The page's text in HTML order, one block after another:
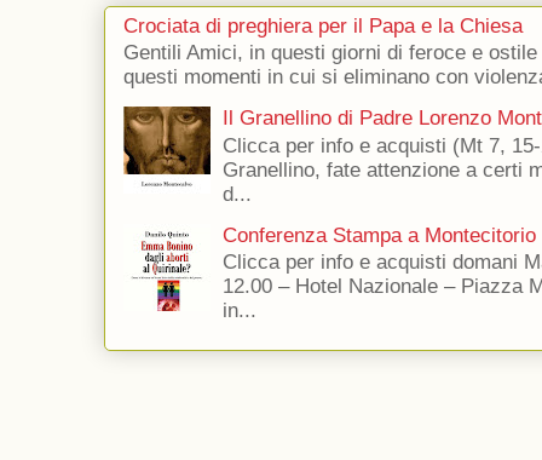
Crociata di preghiera per il Papa e la Chiesa
Gentili Amici, in questi giorni di feroce e
questi momenti in cui si eliminano con
Il Granellino di Padre Lorenzo
Clicca per info e acquisti (Mt 7,
Granellino, fate attenzione a certi
d...
Conferenza Stampa a Montecitorio
Clicca per info e acquisti domani
12.00 – Hotel Nazionale – Piazza
in...